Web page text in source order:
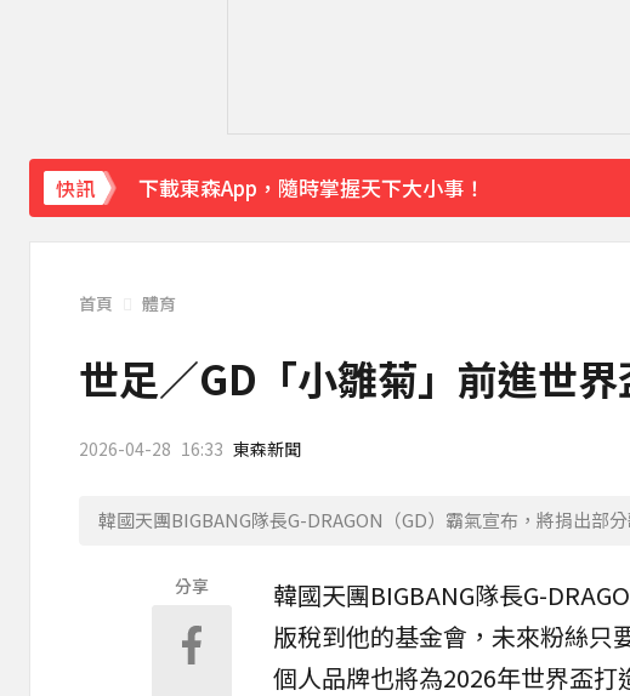
快訊
下載東森App，隨時掌握天下大小事！
今彩539開出3注800萬！威力彩頭獎、貳獎雙雙槓龜
首頁 體育
世足／GD「小雛菊」前進世
2026-04-28 16:33 東森新聞
韓國天團BIGBANG隊長G-DRAGON（GD）霸氣宣布，將捐出部
分享
韓國天團BIGBANG隊長G-
版稅到他的基金會，未來粉絲只
個人品牌也將為2026年世界盃打